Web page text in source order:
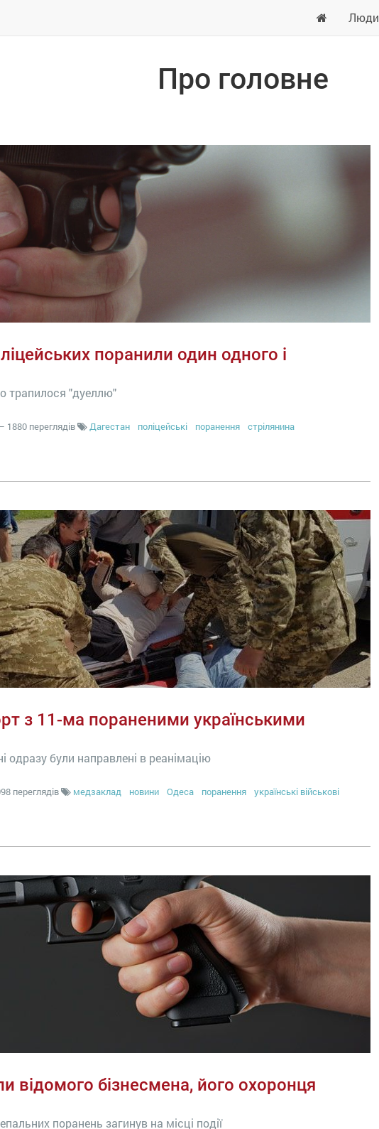
Люди
Про головне
поранили один одного і
трапилося "дуеллю"
1880 переглядів Дагестан поліцейські поранення стрілянина
з 11-ма пораненими українськими
одразу були направлені в реанімацію
переглядів медзаклад новини Одеса поранення українські військові
відомого бізнесмена, його охоронця
поранень загинув на місці події